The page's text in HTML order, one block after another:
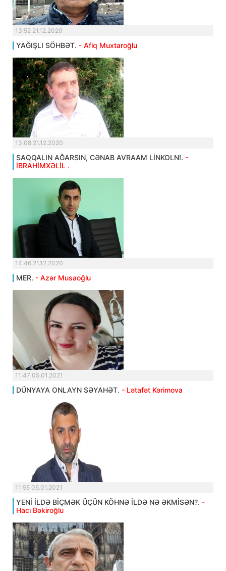
13:52 21.12.2020
YAĞIŞLI SÖHBƏT. - Afiq Muxtaroğlu
13:08 21.12.2020
SAQQALIN AĞARSIN, CƏNAB AVRAAM LİNKOLN!. -
İBRAHİMXƏLİL .
14:46 21.12.2020
MER. - Azər Musaoğlu
11:47 05.01.2021
DÜNYAYA ONLAYN SƏYAHƏT. - Lətafət Kərimova
11:55 05.01.2021
YENİ İLDƏ BİÇMƏK ÜÇÜN KÖHNƏ İLDƏ NƏ ƏKMİSƏN?. -
Hacı Bəkiroğlu